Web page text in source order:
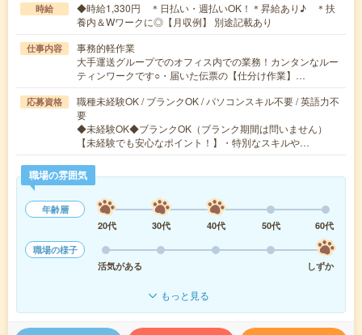
時給
◆時給1,330円 ＊日払い・週払いOK！＊昇給あり♪ ＊扶
養内＆Wワークに◎【月収例】 別途記載あり
仕事内容
事務的軽作業
大手運送グループでのオフィス内での業務！カンタンなルー
ティンワークです○・届いた伝票の【仕分け作業】…
応募資格
職種未経験OK / ブランクOK / パソコンスキル不要 / 英語力不
要
◆未経験OK◆ブランクOK（ブランク期間は問いません）
【未経験でも安心なポイント！】・特別なスキルや…
職場の雰囲気
年齢層
20代
30代 40代 50代
60代
職場の様子
活気がある
しずか
もっと見る